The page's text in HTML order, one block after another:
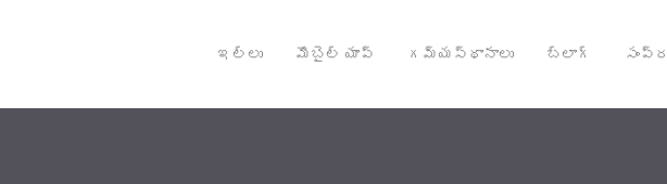
ఇల్లు మొబైల్ యాప్ గమ్యస్థానాలు బ్లాగ్